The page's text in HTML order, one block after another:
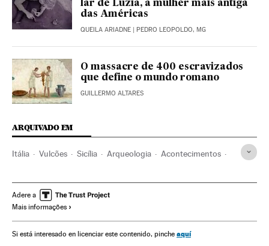
lar de Luzia, a mulher mais antiga
das Américas
QUEILA ARIADNE | PEDRO LEOPOLDO, MG
O massacre de 400 escravizados
que define o mundo romano
GUILLERMO ALTARES
ARQUIVADO EM
Itália Vulcões Sicília Arqueologia Acontecimentos
Acidentes
Adere a
Mais informações
Si está interesado en licenciar este contenido, pinche aquí